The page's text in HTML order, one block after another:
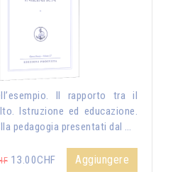
Il rapporto tra il
Istruzione ed educazione.
pedagogia presentati dal …
13.00CHF Aggiungere